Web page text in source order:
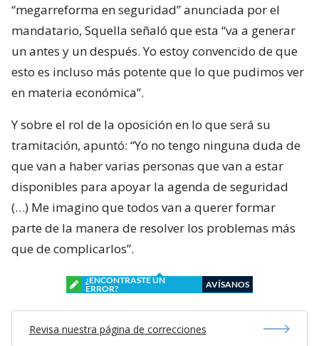
“megarreforma en seguridad” anunciada por el
mandatario, Squella señaló que esta “va a generar
un antes y un después. Yo estoy convencido de que
esto es incluso más potente que lo que pudimos ver
en materia económica”.
Y sobre el rol de la oposición en lo que será su
tramitación, apuntó: “Yo no tengo ninguna duda de
que van a haber varias personas que van a estar
disponibles para apoyar la agenda de seguridad
(…) Me imagino que todos van a querer formar
parte de la manera de resolver los problemas más
que de complicarlos”.
¿ENCONTRASTE UN
ERROR?
AVÍSANOS
Revisa nuestra página de correcciones